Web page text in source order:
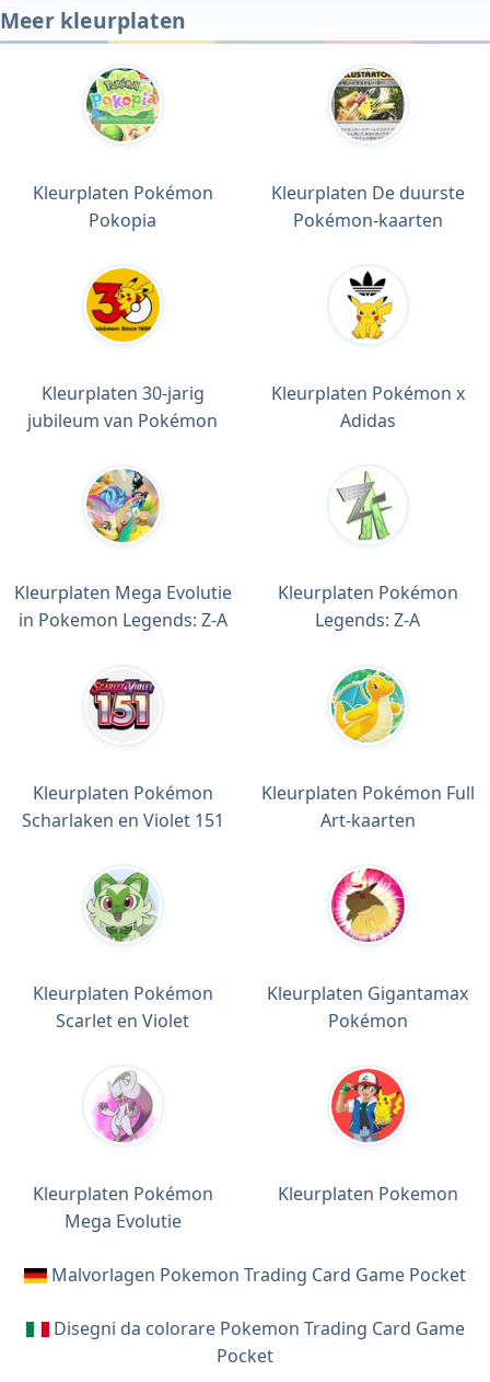
Meer kleurplaten
Kleurplaten Pokémon
Pokopia
Kleurplaten De duurste
Pokémon-kaarten
Kleurplaten 30-jarig
jubileum van Pokémon
Kleurplaten Pokémon x
Adidas
Kleurplaten Mega Evolutie
in Pokemon Legends: Z-A
Kleurplaten Pokémon
Legends: Z-A
Kleurplaten Pokémon
Scharlaken en Violet 151
Kleurplaten Pokémon Full
Art-kaarten
Kleurplaten Pokémon
Scarlet en Violet
Kleurplaten Gigantamax
Pokémon
Kleurplaten Pokémon
Mega Evolutie
Kleurplaten Pokemon
Malvorlagen Pokemon Trading Card Game Pocket
Disegni da colorare Pokemon Trading Card Game
Pocket